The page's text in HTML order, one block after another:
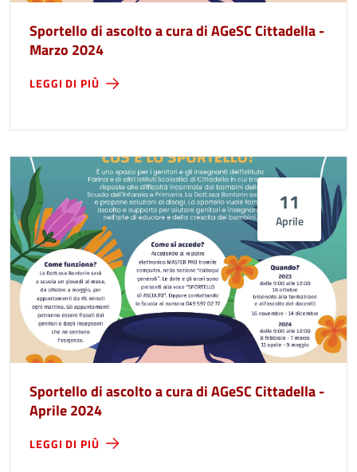
Sportello di ascolto a cura di AGeSC Cittadella -
Marzo 2024
LEGGI DI PIÙ
11
Aprile
Sportello di ascolto a cura di AGeSC Cittadella -
Aprile 2024
LEGGI DI PIÙ